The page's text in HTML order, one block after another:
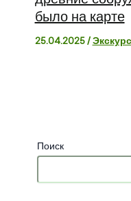
было на карте
25.04.2025/
Поиск